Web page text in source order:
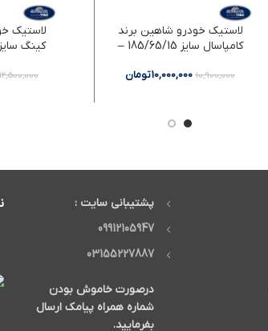
لاستیک خودرو شاهین برند
کامپاسال سایز 185/65/15 –
10,900,000
10,000,000تومان
لاستیک
12,500,000
پشتیبانی سایت :
09912105947
03155227887
درصورت خاموش بودن
شماره همراه پیامک ارسال
بفرمایید.